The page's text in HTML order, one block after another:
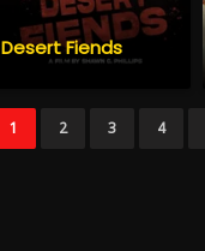
Desert Fiends
1 2 3 4